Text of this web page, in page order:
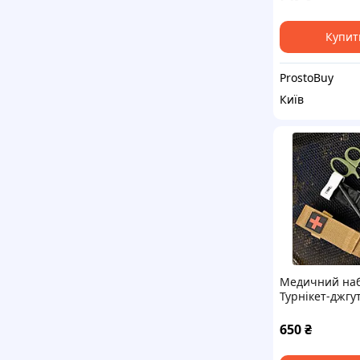
ProstoBuy
Київ
Медичний
Турнікет-
маленькі
медичні
койот ВТ5410
650₴